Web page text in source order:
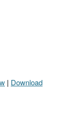
| Download